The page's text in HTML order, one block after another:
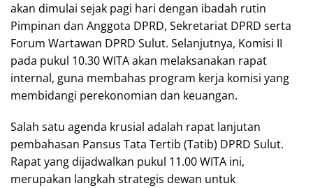
akan dimulai sejak pagi hari dengan ibadah rutin
Pimpinan dan Anggota DPRD, Sekretariat DPRD serta
Forum Wartawan DPRD Sulut. Selanjutnya, Komisi II
pada pukul 10.30 WITA akan melaksanakan rapat
internal, guna membahas program kerja komisi yang
membidangi perekonomian dan keuangan.
Salah satu agenda krusial adalah rapat lanjutan
pembahasan Pansus Tata Tertib (Tatib) DPRD Sulut.
Rapat yang dijadwalkan pukul 11.00 WITA ini,
merupakan langkah strategis dewan untuk